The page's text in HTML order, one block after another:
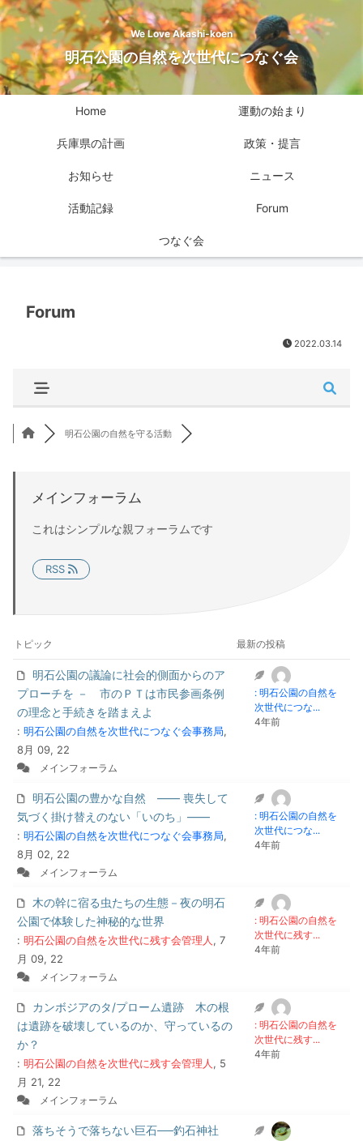
We Love Akashi-koen
明石公園の自然を次世代につなぐ会
Home 運動の始まり
兵庫県の計画 政策・提言
お知らせ ニュース
活動記録 Forum
つなぐ会
Forum
2022.03.14
明石公園の自然を守る活動
メインフォーラム
これはシンプルな親フォーラムです
RSS
トピック 最新の投稿
明石公園の議論に社会的側面からのア
プローチを － 市のＰＴは市民参画条例
の理念と手続きを踏まえよ
: 明石公園の自然を次世代につなぐ会事務局,
8月 09, 22
メインフォーラム
: 明石公園の自然を
次世代につな...
4年前
明石公園の豊かな自然 ―― 喪失して
気づく掛け替えのない「いのち」――
: 明石公園の自然を次世代につなぐ会事務局,
8月 02, 22
メインフォーラム
: 明石公園の自然を
次世代につな...
4年前
木の幹に宿る虫たちの生態－夜の明石
公園で体験した神秘的な世界
: 明石公園の自然を次世代に残す会管理人, 7
月 09, 22
メインフォーラム
: 明石公園の自然を
次世代に残す...
4年前
カンボジアのタ/プローム遺跡 木の根
は遺跡を破壊しているのか、守っているの
か？
: 明石公園の自然を次世代に残す会管理人, 5
月 21, 22
メインフォーラム
: 明石公園の自然を
次世代に残す...
4年前
落ちそうで落ちない巨石──釣石神社